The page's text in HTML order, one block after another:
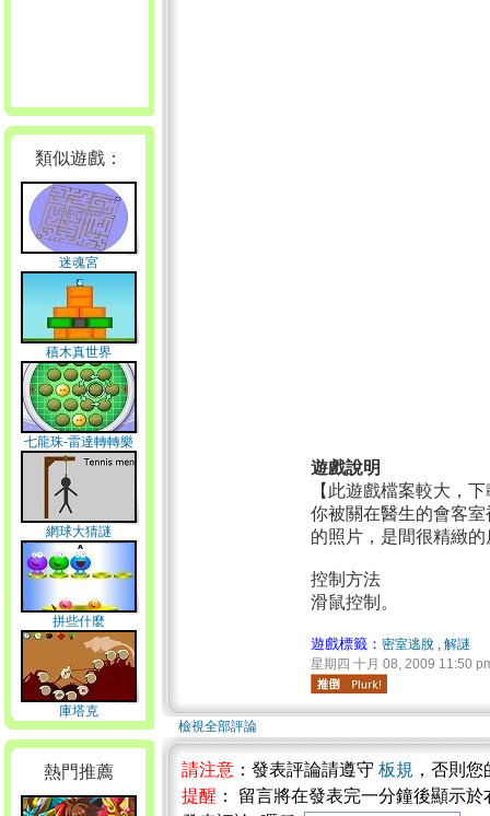
類似遊戲：
迷魂宮
積木真世界
七龍珠-雷達轉轉樂
網球大猜謎
拼些什麼
庫塔克
熱門推薦
遊戲說明
【此遊戲檔案較大，
你被關在醫生的會客
的照片，是間很精緻
控制方法
滑鼠控制。
遊戲標籤： 密室逃脫 , 解謎
星期四 十月 08, 2009 11:50
檢視全部評論
請注意 ：發表評論請遵守 板規 ，否則
提醒 ： 留言將在發表完一分鐘後顯示